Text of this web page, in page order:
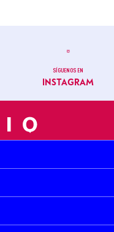
SÍGUENOS EN
INSTAGRAM